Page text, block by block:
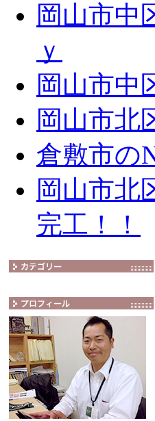
岡山市
ｙ
岡山市中
岡山市北
倉敷市の
岡山市北
完工！！